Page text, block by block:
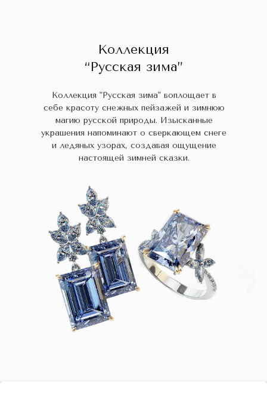
Коллекция
“Русская зима”
Коллекция "Русская зима" воплощает в
себе красоту снежных пейзажей и зимнюю
магию русской природы. Изысканные
украшения напоминают о сверкающем снеге
и ледяных узорах, создавая ощущение
настоящей зимней сказки.